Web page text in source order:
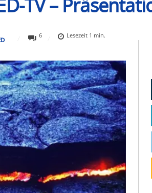
TV –
6 Lesezeit 1 min.